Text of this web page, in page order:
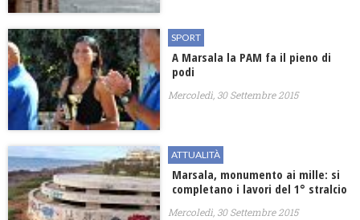
SPORT
A Marsala la PAM fa il pieno di
podi
Mercoledì, 30 Settembre 2015
ATTUALITÀ
Marsala, monumento ai mille: si
completano i lavori del 1° stralcio
Mercoledì, 30 Settembre 2015